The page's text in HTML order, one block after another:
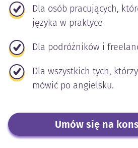
Dla osób pracujących,
języka w praktyce
Dla podróżników i
Dla wszystkich tych,
mówić po angielsku.
Umów się na